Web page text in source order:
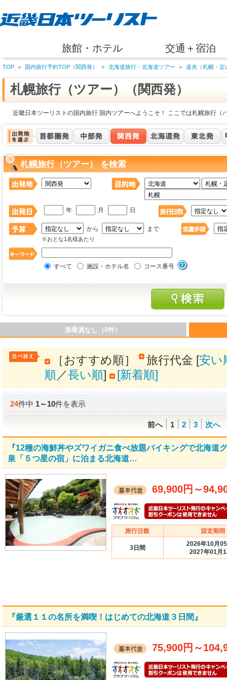
旅館・ホテル 交通＋宿泊
TOP ＞ 国内旅行予約TOP（関西発） ＞ 北海道旅行・北海道ツアー ＞ 道央（札幌・定
札幌旅行（ツアー）（関西発）
近畿日本ツーリストの国内旅行 国内ツアーへようこそ！ ここでは札幌旅行（
札幌旅行（ツアー） を検索
年 月 日
から まで
※おとな1名様あたり
すべて 施設・ホテル名 コース番号
添乗員なし（0件）
［おすすめ順］ 旅行代金 [安い
順／長い順] [新着順]
24件中1～10件を表示
前へ 1 2 3 次へ
『12種の海鮮丼やズワイガニ食べ放題バイキングで北海
泉「５つ星の宿」に泊まる北海道…
69,900円 ～
3日間
2026年10月
2027年01月
『厳選１１の名所を満喫！はじめての北海道３日間』
75,900円 ～